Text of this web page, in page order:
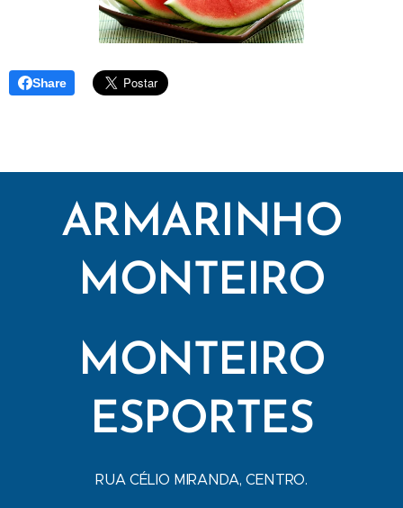
Share
ARMARINHO
MONTEIRO
MONTEIRO
ESPORTES
RUA CÉLIO MIRANDA, CENTRO.